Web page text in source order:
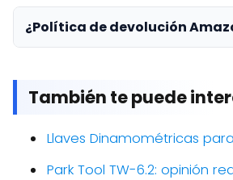
¿Política de devolución
También te puede
Llaves Dinamométricas
Park Tool TW-6.2: opinión